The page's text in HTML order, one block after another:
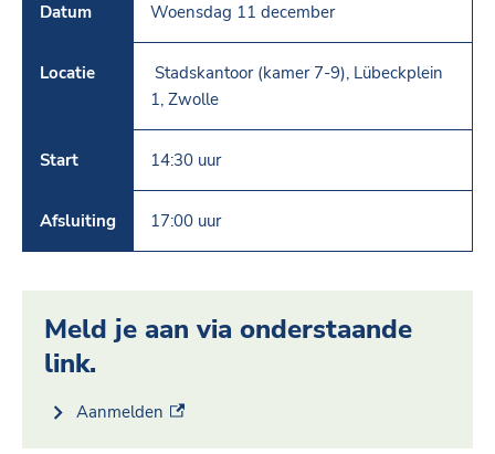
Datum Woensdag 11 december
Locatie
Stadskantoor (kamer 7-9), Lübeckplein
1, Zwolle
Start 14:30 uur
Afsluiting 17:00 uur
Meld je aan via onderstaande
link.
Aanmelden
(externe link)